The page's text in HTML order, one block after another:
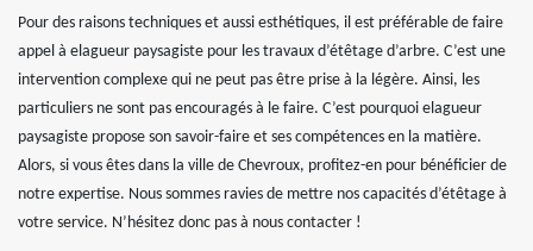
Pour des raisons techniques et aussi esthétiques, il est préférable de faire
appel à elagueur paysagiste pour les travaux d’étêtage d’arbre. C’est une
intervention complexe qui ne peut pas être prise à la légère. Ainsi, les
particuliers ne sont pas encouragés à le faire. C’est pourquoi elagueur
paysagiste propose son savoir-faire et ses compétences en la matière.
Alors, si vous êtes dans la ville de Chevroux, profitez-en pour bénéficier de
notre expertise. Nous sommes ravies de mettre nos capacités d’étêtage à
votre service. N’hésitez donc pas à nous contacter !